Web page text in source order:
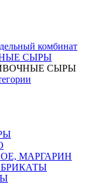
комбинат
СЫРЫ
СЫРЫ
МАРГАРИН